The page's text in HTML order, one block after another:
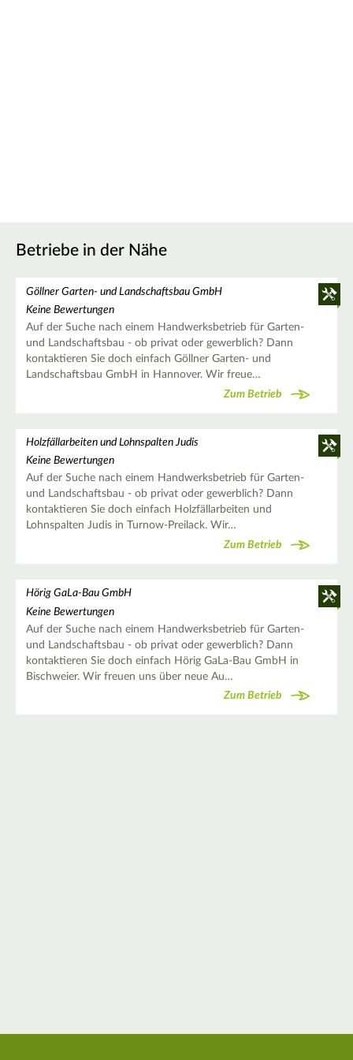
Betriebe in der Nähe
Göllner Garten- und Landschaftsbau GmbH
Keine Bewertungen
Auf der Suche nach einem Handwerksbetrieb für Garten-
und Landschaftsbau - ob privat oder gewerblich? Dann
kontaktieren Sie doch einfach Göllner Garten- und
Landschaftsbau GmbH in Hannover. Wir freue…
Zum Betrieb
Holzfällarbeiten und Lohnspalten Judis
Keine Bewertungen
Auf der Suche nach einem Handwerksbetrieb für Garten-
und Landschaftsbau - ob privat oder gewerblich? Dann
kontaktieren Sie doch einfach Holzfällarbeiten und
Lohnspalten Judis in Turnow-Preilack. Wir…
Zum Betrieb
Hörig GaLa-Bau GmbH
Keine Bewertungen
Auf der Suche nach einem Handwerksbetrieb für Garten-
und Landschaftsbau - ob privat oder gewerblich? Dann
kontaktieren Sie doch einfach Hörig GaLa-Bau GmbH in
Bischweier. Wir freuen uns über neue Au…
Zum Betrieb